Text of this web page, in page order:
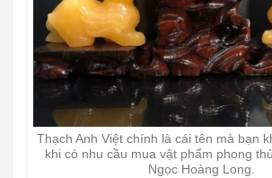
Thạch Anh Việt chính là cái tên mà bạn
khi có nhu cầu mua vật phẩm phong
Ngọc Hoàng Long.